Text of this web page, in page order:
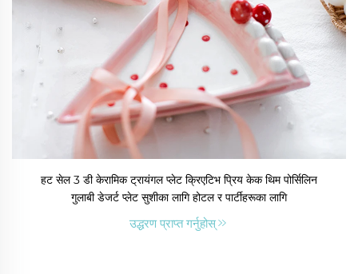
हट सेल 3 डी केरामिक ट्रायंगल प्लेट क्रिएटिभ प्रिय केक थिम पोर्सिलिन
गुलाबी डेजर्ट प्लेट सुशीका लागि होटल र पार्टीहरूका लागि
उद्धरण प्राप्त गर्नुहोस्